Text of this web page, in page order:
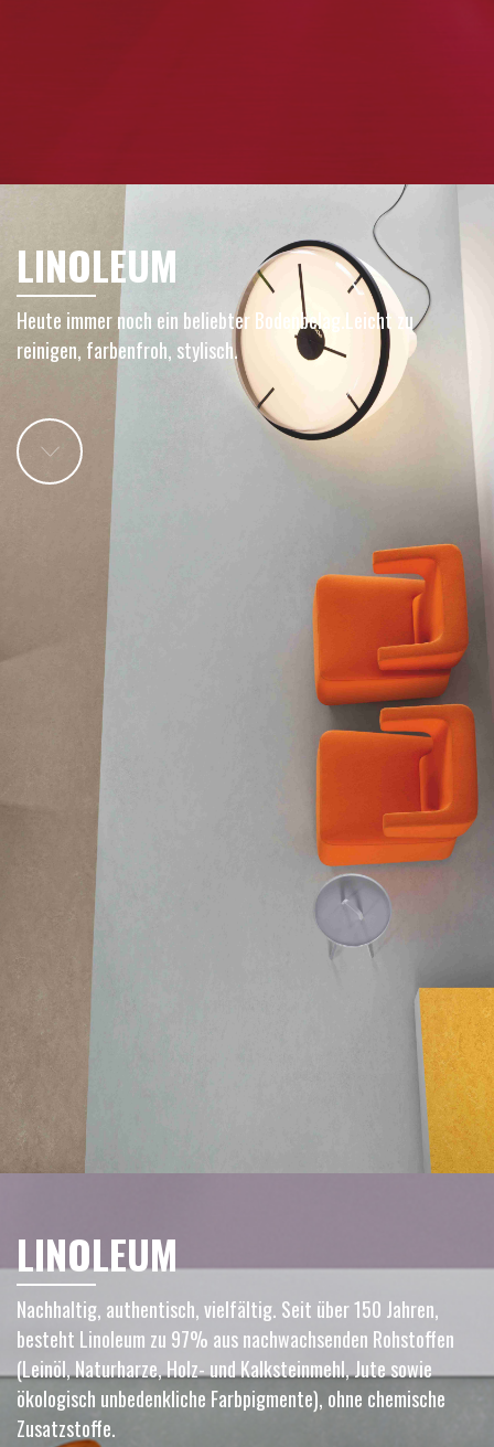
LINOLEUM
Heute immer noch ein beliebter Bodenbelag.Leicht zu
reinigen, farbenfroh, stylisch.
LINOLEUM
Nachhaltig, authentisch, vielfältig. Seit über 150 Jahren,
besteht Linoleum zu 97% aus nachwachsenden Rohstoffen
(Leinöl, Naturharze, Holz- und Kalksteinmehl, Jute sowie
ökologisch unbedenkliche Farbpigmente), ohne chemische
Zusatzstoffe.